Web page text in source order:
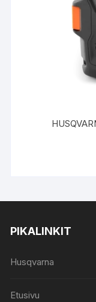
PIKALINKIT
Husqvarna
Etusivu